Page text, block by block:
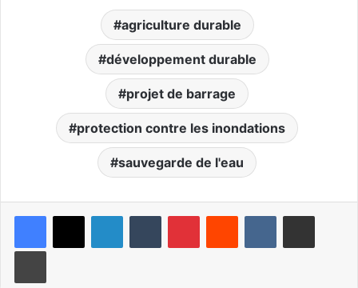
agriculture durable
développement durable
projet de barrage
protection contre les inondations
sauvegarde de l'eau